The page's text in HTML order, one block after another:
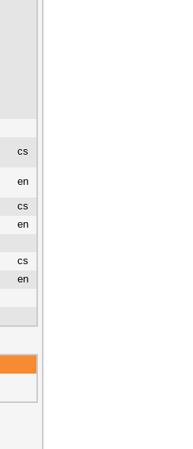
cs
en
cs
en
cs
en